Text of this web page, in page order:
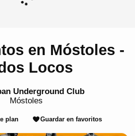
en Móstoles -
Locos
Underground Club
Móstoles
plan Guardar en favoritos